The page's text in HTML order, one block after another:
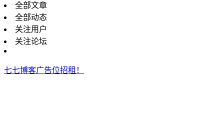
全部文章
全部动态
关注用户
关注论坛
七七博客广告位招租！